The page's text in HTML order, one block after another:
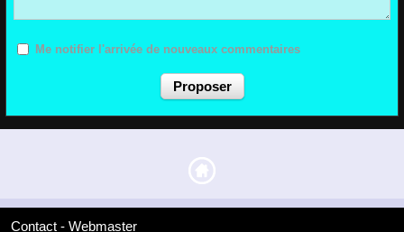
Me notifier l'arrivée de nouveaux commentaires
Contact - Webmaster